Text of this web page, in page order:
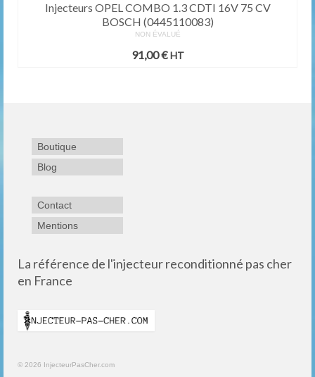
Injecteurs OPEL COMBO 1.3 CDTI 16V 75 CV
BOSCH (0445110083)
NON ÉVALUÉ
91,00€ HT
Boutique
Blog
Contact
Mentions
La référence de l'injecteur reconditionné pas cher
en France
© 2026 InjecteurPasCher.com